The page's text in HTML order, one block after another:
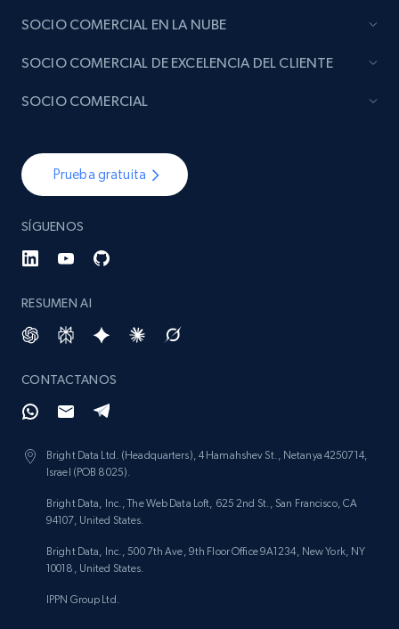
Prueba gratuita
SÍGUENOS
RESUMEN AI
CONTACTANOS
Bright Data Ltd. (Headquarters), 4 Hamahshev St., Netanya 4250714,
Israel (POB 8025).
Bright Data, Inc., The Web Data Loft, 625 2nd St., San Francisco, CA
94107, United States.
Bright Data, Inc., 500 7th Ave, 9th Floor Office 9A1234, New York, NY
10018, United States.
IPPN Group Ltd.
SOCIO COMERCIAL EN LA NUBE
SOCIO COMERCIAL DE EXCELENCIA DEL CLIENTE
SOCIO COMERCIAL